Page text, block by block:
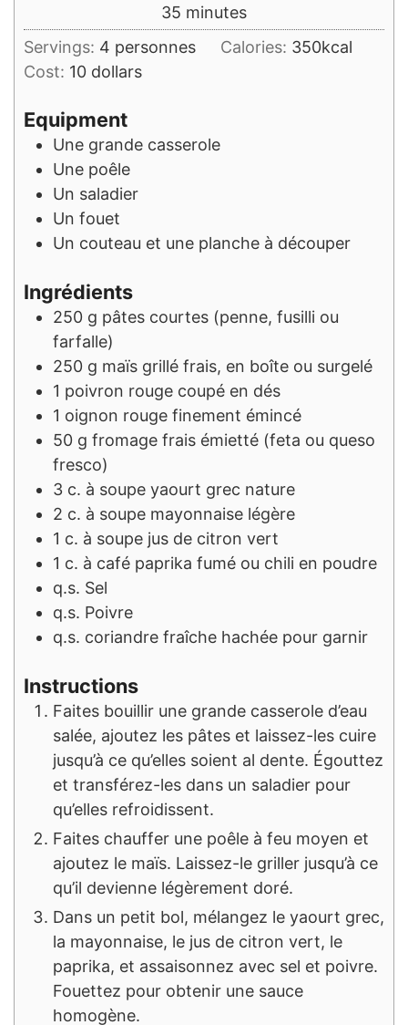
35 minutes
minutes
Servings: 4 personnes Calories: 350kcal
Cost: 10 dollars
Equipment
Une grande casserole
Une poêle
Un saladier
Un fouet
Un couteau et une planche à découper
Ingrédients
250 g pâtes courtes (penne, fusilli ou
farfalle)
250 g maïs grillé frais, en boîte ou surgelé
1 poivron rouge coupé en dés
1 oignon rouge finement émincé
50 g fromage frais émietté (feta ou queso
fresco)
3 c. à soupe yaourt grec nature
2 c. à soupe mayonnaise légère
1 c. à soupe jus de citron vert
1 c. à café paprika fumé ou chili en poudre
q.s. Sel
q.s. Poivre
q.s. coriandre fraîche hachée pour garnir
Instructions
Faites bouillir une grande casserole d’eau
salée, ajoutez les pâtes et laissez-les cuire
jusqu’à ce qu’elles soient al dente. Égouttez
et transférez-les dans un saladier pour
qu’elles refroidissent.
Faites chauffer une poêle à feu moyen et
ajoutez le maïs. Laissez-le griller jusqu’à ce
qu’il devienne légèrement doré.
Dans un petit bol, mélangez le yaourt grec,
la mayonnaise, le jus de citron vert, le
paprika, et assaisonnez avec sel et poivre.
Fouettez pour obtenir une sauce
homogène.